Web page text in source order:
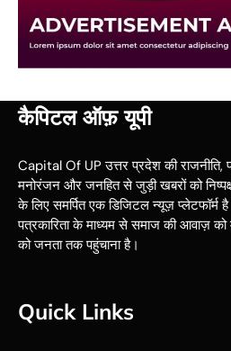
कैपिटल ऑफ़ यूपी
Capital Of UP उत्तर प्रदेश की राजनीति,
मनोरंजन और जनहित से जुड़ी खबरों को
के लिए समर्पित एक डिजिटल न्यूज़ प्लेटफॉर्म
पत्रकारिता के माध्यम से समाज की आवाज़ को
को जनता तक पहुंचाना है।
Quick Links